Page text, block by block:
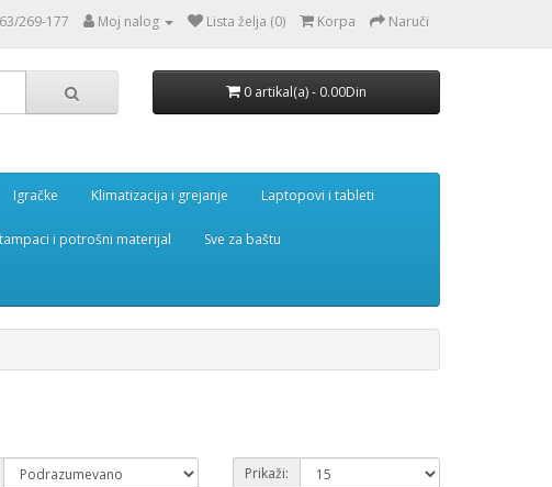
269-177 Moj nalog Lista želja (0) Korpa Naruči
0 artikal(a) - 0.00Din
Igračke Klimatizacija i grejanje Laptopovi i tableti
i potrošni materijal Sve za baštu
Prikaži: